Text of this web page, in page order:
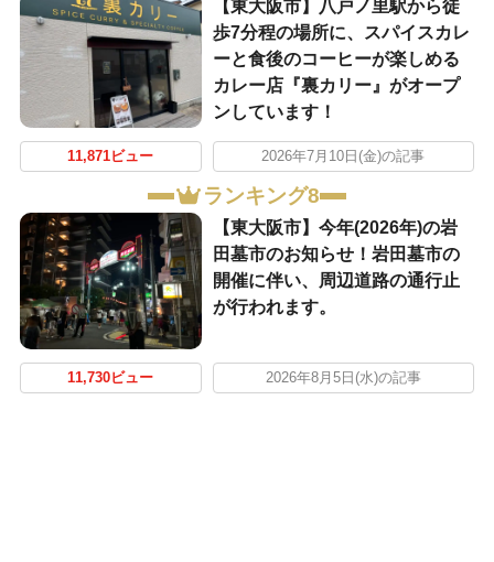
【東大阪市】八戸ノ里駅から徒
歩7分程の場所に、スパイスカレ
ーと食後のコーヒーが楽しめる
カレー店『裏カリー』がオープ
ンしています！
11,871ビュー 2026年7月10日(金)の記事
ランキング8
【東大阪市】今年(2026年)の岩
田墓市のお知らせ！岩田墓市の
開催に伴い、周辺道路の通行止
が行われます。
11,730ビュー 2026年8月5日(水)の記事